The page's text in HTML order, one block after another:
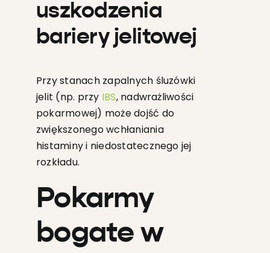
uszkodzenia
bariery jelitowej
Przy stanach zapalnych śluzówki
jelit (np. przy IBS, nadwrażliwości
pokarmowej) może dojść do
zwiększonego wchłaniania
histaminy i niedostatecznego jej
rozkładu.
Pokarmy
bogate w